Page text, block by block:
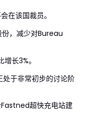
在该国裁员。
份，减少对Bureau
长3%。
处于非常初步的讨论阶
超快充电站建